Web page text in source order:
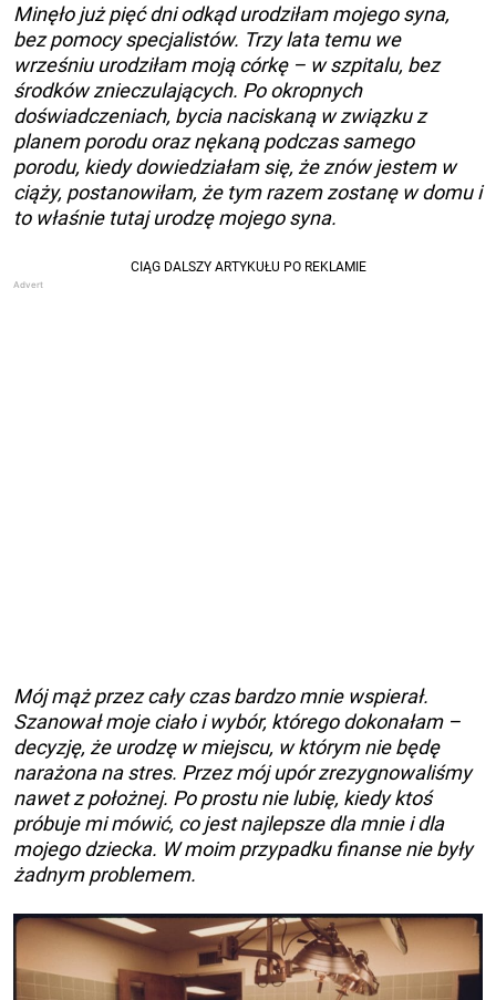
Minęło już pięć dni odkąd urodziłam mojego syna,
bez pomocy specjalistów. Trzy lata temu we
wrześniu urodziłam moją córkę – w szpitalu, bez
środków znieczulających. Po okropnych
doświadczeniach, bycia naciskaną w związku z
planem porodu oraz nękaną podczas samego
porodu, kiedy dowiedziałam się, że znów jestem w
ciąży, postanowiłam, że tym razem zostanę w domu i
to właśnie tutaj urodzę mojego syna.
Mój mąż przez cały czas bardzo mnie wspierał.
Szanował moje ciało i wybór, którego dokonałam –
decyzję, że urodzę w miejscu, w którym nie będę
narażona na stres. Przez mój upór zrezygnowaliśmy
nawet z położnej. Po prostu nie lubię, kiedy ktoś
próbuje mi mówić, co jest najlepsze dla mnie i dla
mojego dziecka. W moim przypadku finanse nie były
żadnym problemem.